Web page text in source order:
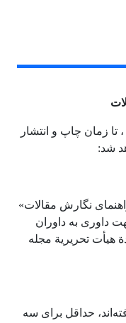
زمان چاپ و انتشار
شد:
نگارش مقالات»
داوری به داوران
هیأت تحریریة مجله
حداقل برای سه